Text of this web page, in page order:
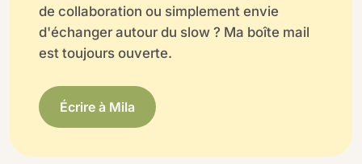
de collaboration ou simplement envie
d'échanger autour du slow ? Ma boîte mail
est toujours ouverte.
Écrire à Mila